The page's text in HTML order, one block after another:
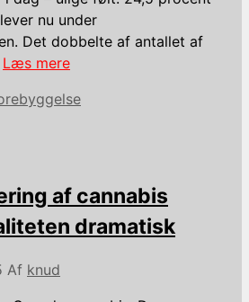
nu under
Det dobbelte af antallet af
Læs mere
af cannabis
dramatisk
Af knud